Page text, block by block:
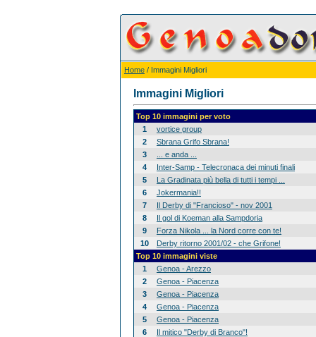
Home / Immagini Migliori
Immagini Migliori
Top 10 immagini per voto
1
vortice group
2
Sbrana Grifo Sbrana!
3
... e anda ...
4
Inter-Samp - Telecronaca dei minuti finali
5
La Gradinata più bella di tutti i tempi ...
6
Jokermania!!
7
Il Derby di "Francioso" - nov 2001
8
Il gol di Koeman alla Sampdoria
9
Forza Nikola ... la Nord corre con te!
10
Derby ritorno 2001/02 - che Grifone!
Top 10 immagini viste
1
Genoa - Arezzo
2
Genoa - Piacenza
3
Genoa - Piacenza
4
Genoa - Piacenza
5
Genoa - Piacenza
6
Il mitico "Derby di Branco"!